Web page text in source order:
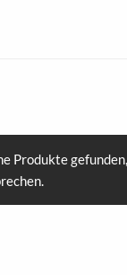
Produkte